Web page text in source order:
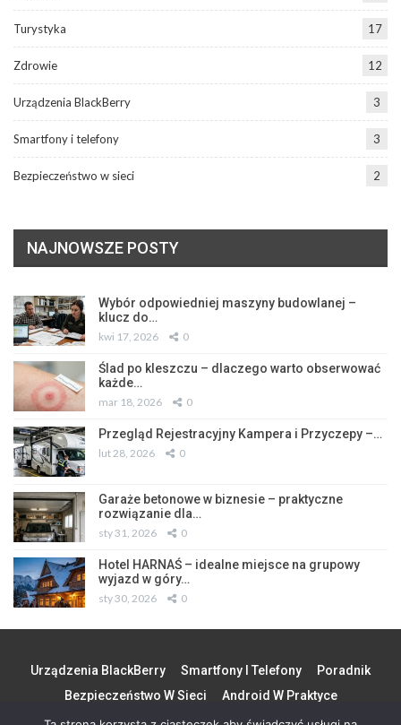
Turystyka 17
Zdrowie 12
Urządzenia BlackBerry 3
Smartfony i telefony 3
Bezpieczeństwo w sieci 2
NAJNOWSZE POSTY
Wybór odpowiedniej maszyny budowlanej –
klucz do…
kwi 17, 2026 0
Ślad po kleszczu – dlaczego warto obserwować
każde…
mar 18, 2026 0
Przegląd Rejestracyjny Kampera i Przyczepy –…
lut 28, 2026 0
Garaże betonowe w biznesie – praktyczne
rozwiązanie dla…
sty 31, 2026 0
Hotel HARNAŚ – idealne miejsce na grupowy
wyjazd w góry…
sty 30, 2026 0
Urządzenia BlackBerry Smartfony I Telefony
Poradnik
Bezpieczeństwo W Sieci
Android W Praktyce